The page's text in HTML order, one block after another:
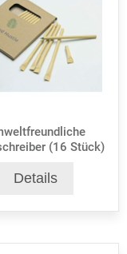
(16 Stück)
Details